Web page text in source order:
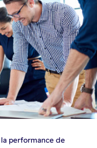
performance de